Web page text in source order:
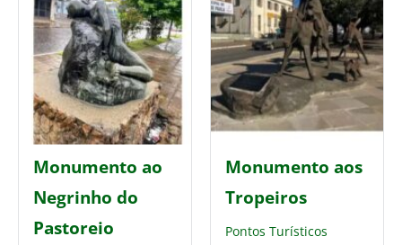
Monumento ao
Negrinho do
Pastoreio
Monumento aos
Tropeiros
Pontos Turísticos